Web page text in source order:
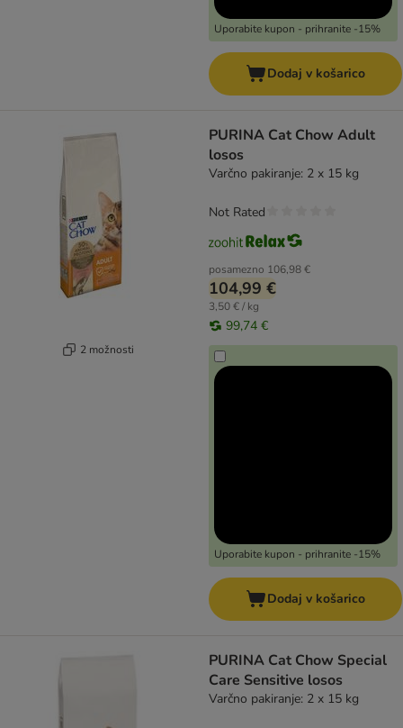
Uporabite kupon - prihranite -15%
Dodaj v košarico
2 možnosti
PURINA Cat Chow Adult
losos
Varčno pakiranje: 2 x 15 kg
posamezno 106,98 €
104,99 €
3,50 € / kg
99,74 €
Uporabite kupon - prihranite -15%
Not Rated
Dodaj v košarico
PURINA Cat Chow Special
Care Sensitive losos
Varčno pakiranje: 2 x 15 kg